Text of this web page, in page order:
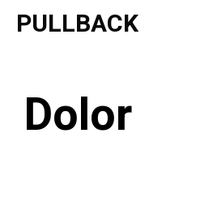
SaltarPULLBACK
Dolor